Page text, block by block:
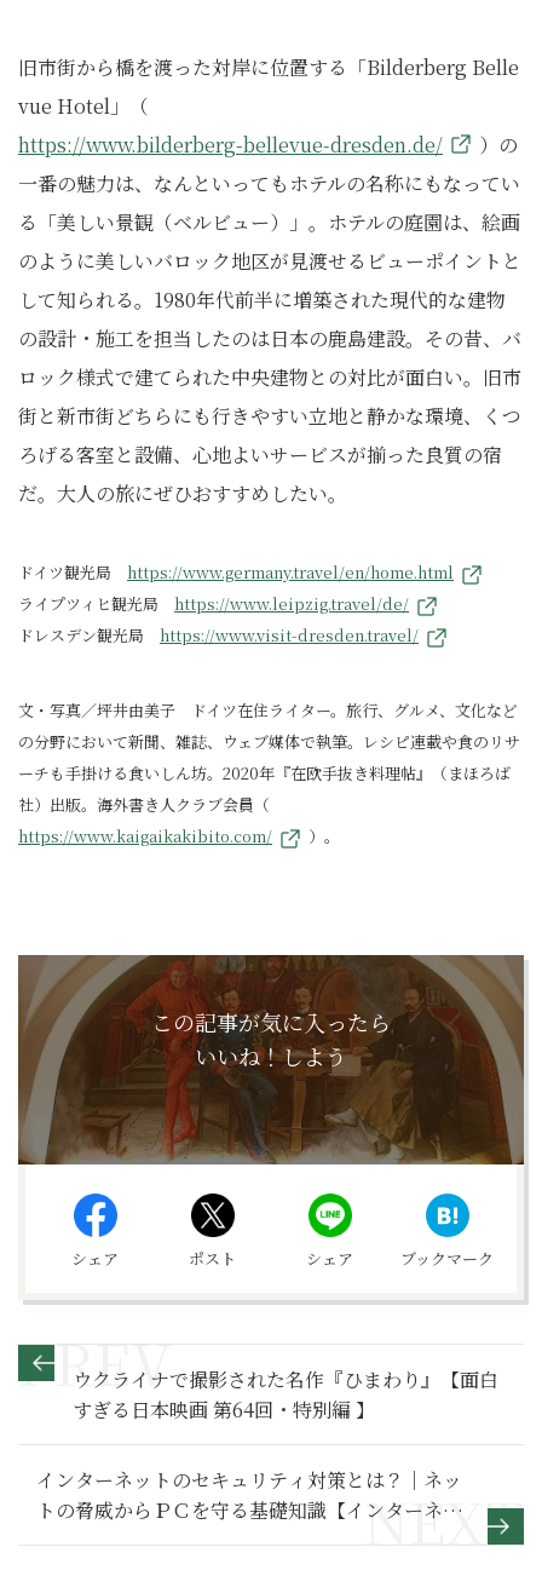
旧市街から橋を渡った対岸に位置する「Bilderberg Belle
vue Hotel」（
https://www.bilderberg-bellevue-dresden.de/
）の
一番の魅力は、なんといってもホテルの名称にもなってい
る「美しい景観（ベルビュー）」。ホテルの庭園は、絵画
のように美しいバロック地区が見渡せるビューポイントと
して知られる。1980年代前半に増築された現代的な建物
の設計・施工を担当したのは日本の鹿島建設。その昔、バ
ロック様式で建てられた中央建物との対比が面白い。旧市
街と新市街どちらにも行きやすい立地と静かな環境、くつ
ろげる客室と設備、心地よいサービスが揃った良質の宿
だ。大人の旅にぜひおすすめしたい。
ドイツ観光局 https://www.germany.travel/en/home.html
ライプツィヒ観光局 https://www.leipzig.travel/de/
ドレスデン観光局 https://www.visit-dresden.travel/
文・写真／坪井由美子 ドイツ在住ライター。旅行、グルメ、文化など
の分野において新聞、雑誌、ウェブ媒体で執筆。レシピ連載や食のリサ
ーチも手掛ける食いしん坊。2020年『在欧手抜き料理帖』（まほろば
社）出版。海外書き人クラブ会員（
https://www.kaigaikakibito.com/
）。
この記事が気に入ったら
いいね！しよう
シェア ポスト シェア ブックマーク
ウクライナで撮影された名作『ひまわり』【面白
すぎる日本映画 第64回・特別編 】
インターネットのセキュリティ対策とは？｜ネッ
トの脅威からＰＣを守る基礎知識【インターネッ
ト基本のき】